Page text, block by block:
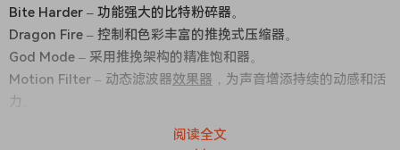
Bite Harder – 功能强大的比特粉碎器。
Dragon Fire – 控制和色彩丰富的推挽式压缩器。
God Mode – 采用推挽架构的精准饱和器。
Motion Filter – 动态滤波器效果器 ，为声音增添持续的动感和活
力。
Noize 2 – 自适应噪声生成器，增添纹理和趣味。
Perfect Plate XL – 超自然板式混响，具有深度和可调节性。
阅读全文